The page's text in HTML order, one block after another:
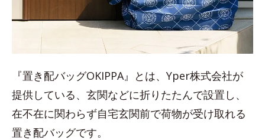
『置き配バッグOKIPPA』とは、Yper株式会社が
提供している、玄関などに折りたたんで設置し、
在不在に関わらず自宅玄関前で荷物が受け取れる
置き配バッグです。